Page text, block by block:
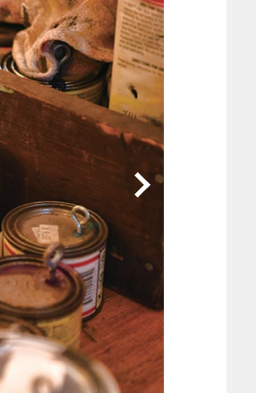
シボレー
ヒョンデ
日産
スズキ